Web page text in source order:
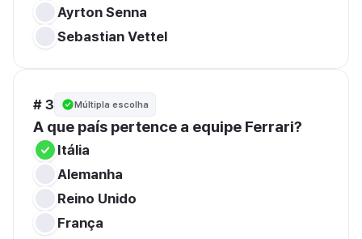
Ayrton Senna
Sebastian Vettel
# 3 Múltipla escolha
A que país pertence a equipe Ferrari?
Itália
Alemanha
Reino Unido
França